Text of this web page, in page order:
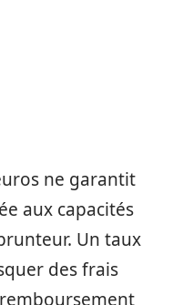
ne garantit
aux capacités
Un taux
des frais